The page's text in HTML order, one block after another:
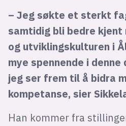
– Jeg søkte et sterkt
samtidig bli bedre kjent
og utviklingskulturen i
mye spennende i
jeg ser frem til å bidra
kompetanse, sier
Han kommer fra